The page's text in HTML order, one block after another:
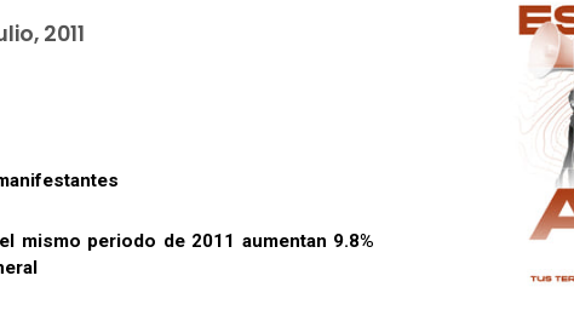
2011
mismo periodo de 2011 aumentan 9.8%